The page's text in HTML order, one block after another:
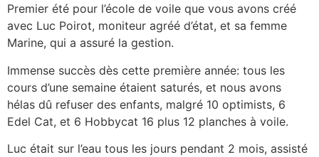
Premier été pour l’école de voile que vous avons créé
avec Luc Poirot, moniteur agréé d’état, et sa femme
Marine, qui a assuré la gestion.
Immense succès dès cette première année: tous les
cours d’une semaine étaient saturés, et nous avons
hélas dû refuser des enfants, malgré 10 optimists, 6
Edel Cat, et 6 Hobbycat 16 plus 12 planches à voile.
Luc était sur l’eau tous les jours pendant 2 mois, assisté